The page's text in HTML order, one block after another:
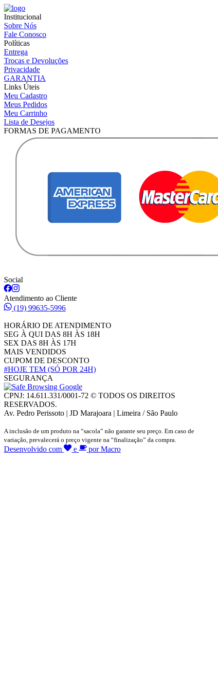
Institucional
Sobre Nós
Fale Conosco
Políticas
Entrega
Trocas e Devoluções
Privacidade
GARANTIA
Links Úteis
Meu Cadastro
Meus Pedidos
Meu Carrinho
Lista de Desejos
FORMAS DE PAGAMENTO
Social
Atendimento ao Cliente
(19) 99635-5996
HORÁRIO DE ATENDIMENTO
SEG À QUI DAS 8H ÀS 18H
SEX DAS 8H ÀS 17H
MAIS VENDIDOS
CUPOM DE DESCONTO
#HOJE TEM (SÓ POR 24H)
SEGURANÇA
CPNJ: 14.611.331/0001-72 © TODOS OS DIREITOS
RESERVADOS.
Av. Pedro Perissoto | JD Marajoara | Limeira / São Paulo
A inclusão de um produto na “sacola” não garante seu preço. Em caso de
variação, prevalecerá o preço vigente na “finalização” da compra.
Desenvolvido com e por Macro